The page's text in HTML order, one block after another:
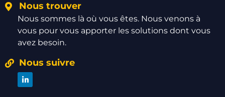
Nous trouver
Nous sommes là où vous êtes. Nous venons à
vous pour vous apporter les solutions dont vous
avez besoin.
Nous suivre